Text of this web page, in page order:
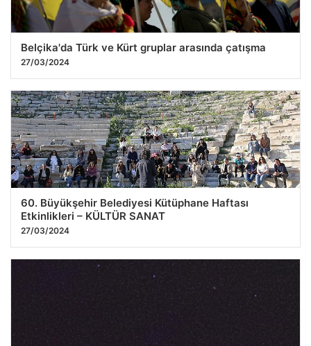
Belçika'da Türk ve Kürt gruplar arasında çatışma
27/03/2024
60. Büyükşehir Belediyesi Kütüphane Haftası
Etkinlikleri – KÜLTÜR SANAT
27/03/2024